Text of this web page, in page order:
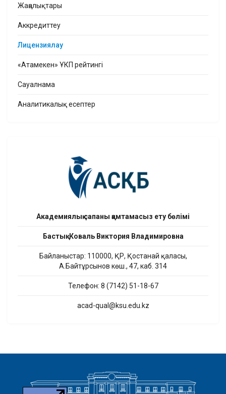
Жаңалықтары
Аккредиттеу
Лицензиялау
«Атамекен» ҰКП рейтингі
Сауалнама
Аналитикалық есептер
Академиялық сапаны қамтамасыз ету бөлімі
Бастық: Коваль Виктория Владимировна
Байланыстар: 110000, ҚР, Қостанай қаласы,
А.Байтұрсынов көш., 47, каб. 314
Телефон: 8 (7142) 51-18-67
acad-qual@ksu.edu.kz